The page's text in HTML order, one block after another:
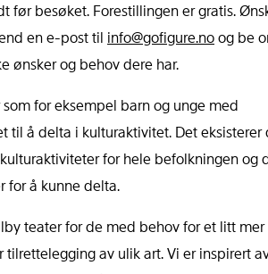
før besøket. Forestillingen er gratis.
en e-post til info@gofigure.noog be
ønsker og behov dere har.
for eksempel barn og unge med
til å delta i kulturaktivitet. Det
for hele befolkningen og
for å kunne delta.
teater for de med behov for et litt mer
av ulik art. Vi er inspirert